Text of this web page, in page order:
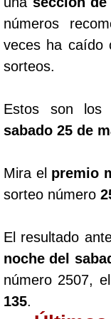
números
veces ha caído
sorteos.
Estos son los
sabado 25 de
Mira el premio
sorteo número
El resultado
noche del
número 2507,
135.